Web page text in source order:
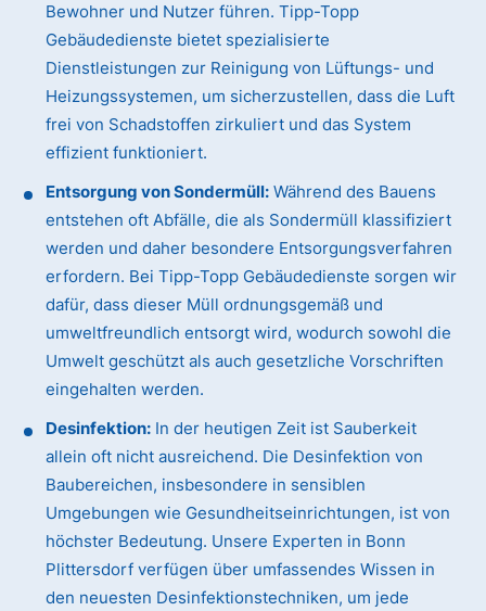
Bewohner und Nutzer führen. Tipp-Topp
Gebäudedienste bietet spezialisierte
Dienstleistungen zur Reinigung von Lüftungs- und
Heizungssystemen, um sicherzustellen, dass die Luft
frei von Schadstoffen zirkuliert und das System
effizient funktioniert.
Entsorgung von Sondermüll: Während des Bauens
entstehen oft Abfälle, die als Sondermüll klassifiziert
werden und daher besondere Entsorgungsverfahren
erfordern. Bei Tipp-Topp Gebäudedienste sorgen wir
dafür, dass dieser Müll ordnungsgemäß und
umweltfreundlich entsorgt wird, wodurch sowohl die
Umwelt geschützt als auch gesetzliche Vorschriften
eingehalten werden.
Desinfektion: In der heutigen Zeit ist Sauberkeit
allein oft nicht ausreichend. Die Desinfektion von
Baubereichen, insbesondere in sensiblen
Umgebungen wie Gesundheitseinrichtungen, ist von
höchster Bedeutung. Unsere Experten in Bonn
Plittersdorf verfügen über umfassendes Wissen in
den neuesten Desinfektionstechniken, um jede